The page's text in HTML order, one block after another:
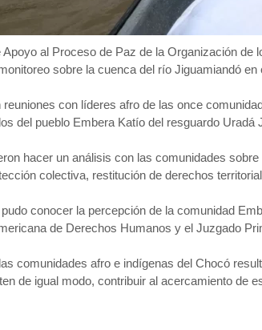
al Proceso de Paz de la Organización
sobre la cuenca del río Jiguamiandó
con líderes afro de las once
del pueblo Embera Katío del resguardo Uradá
hacer un análisis con las comunidades
colectiva, restitución de derechos
conocer la percepción de la comunidad
de Derechos Humanos y el Juzgado
comunidades afro e indígenas del Chocó
de igual modo, contribuir al acercamiento de